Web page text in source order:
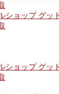
ショップ グッ
ショップ グッ